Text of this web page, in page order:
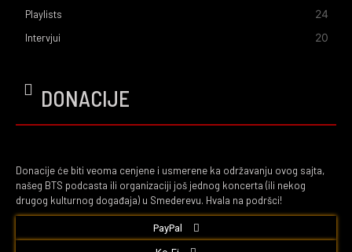
Playlists 24
Intervjui 20
DONACIJE
Donacije će biti veoma cenjene i usmerene ka održavanju ovog sajta,
našeg BTS podcasta ili organizaciji još jednog koncerta (ili nekog
drugog kulturnog događaja) u Smederevu. Hvala na podršci!
PayPal